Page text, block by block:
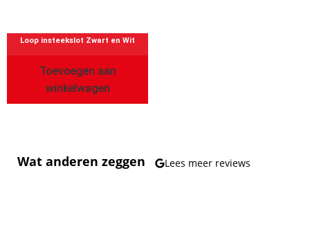
Loop insteekslot Zwart en Wit
Toevoegen aan
winkelwagen
Wat anderen zeggen Lees meer reviews